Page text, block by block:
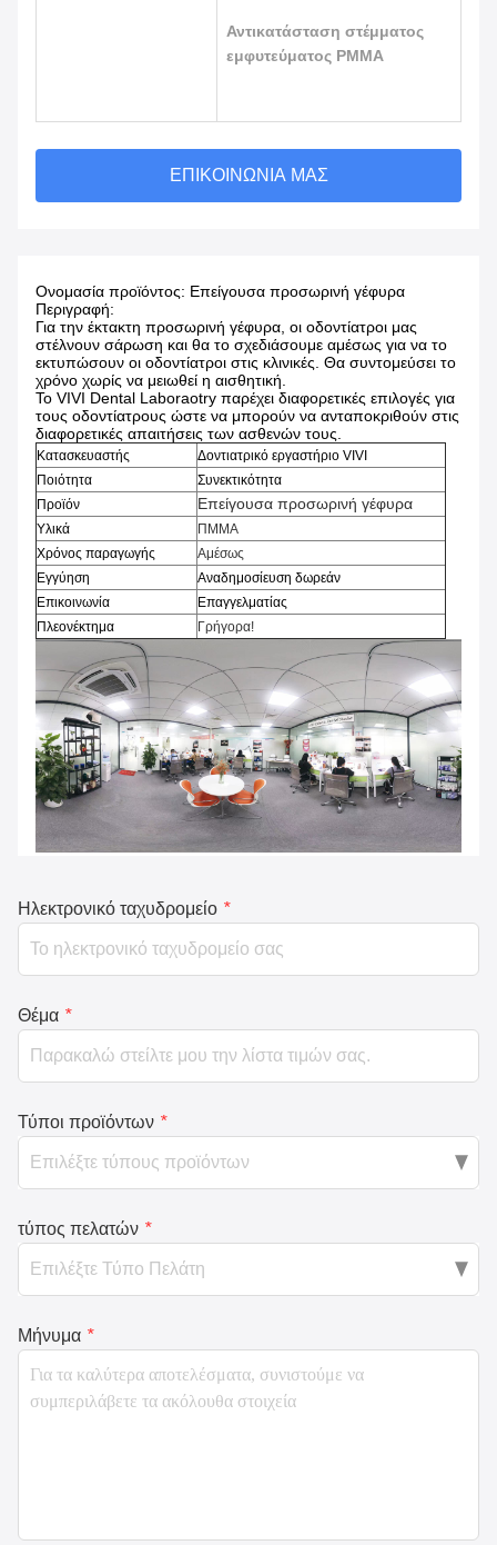
Αντικατάσταση στέμματος
εμφυτεύματος PMMA
ΕΠΙΚΟΙΝΩΝΊΑ ΜΑΣ
Ονομασία προϊόντος: Επείγουσα προσωρινή γέφυρα
Περιγραφή:
Για την έκτακτη προσωρινή γέφυρα, οι οδοντίατροι μας
στέλνουν σάρωση και θα το σχεδιάσουμε αμέσως για να το
εκτυπώσουν οι οδοντίατροι στις κλινικές. Θα συντομεύσει το
χρόνο χωρίς να μειωθεί η αισθητική.
Το VIVI Dental Laboraotry παρέχει διαφορετικές επιλογές για
τους οδοντίατρους ώστε να μπορούν να ανταποκριθούν στις
διαφορετικές απαιτήσεις των ασθενών τους.
Κατασκευαστής
Δοντιατρικό εργαστήριο VIVI
Ποιότητα
Συνεκτικότητα
Προϊόν
Επείγουσα προσωρινή γέφυρα
Υλικά
ΠΜΜΑ
Χρόνος παραγωγής
Αμέσως
Εγγύηση
Αναδημοσίευση δωρεάν
Επικοινωνία
Επαγγελματίας
Πλεονέκτημα
Γρήγορα!
Ηλεκτρονικό ταχυδρομείο *
Θέμα *
Τύποι προϊόντων *
τύπος πελατών *
Μήνυμα *